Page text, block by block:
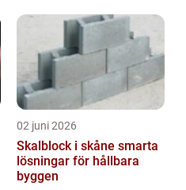
02 juni 2026
Skalblock i skåne smarta
lösningar för hållbara
byggen